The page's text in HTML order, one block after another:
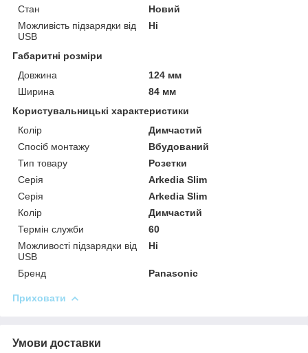
Стан
Новий
Можливість підзарядки від
USB
Ні
Габаритні розміри
Довжина
124 мм
Ширина
84 мм
Користувальницькі характеристики
Колір
Димчастий
Спосіб монтажу
Вбудований
Тип товару
Розетки
Серія
Arkedia Slim
Серія
Arkedia Slim
Колір
Димчастий
Термін служби
60
Можливості підзарядки від
USB
Ні
Бренд Panasonic
Приховати
Умови доставки